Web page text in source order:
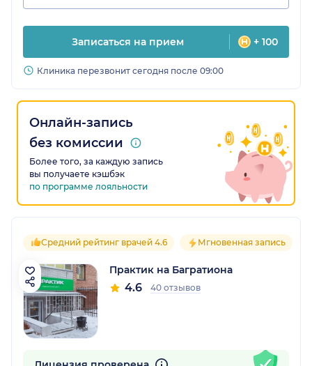
Записаться на прием + 100
Клиника перезвонит сегодня после 09:00
Онлайн-запись
без комиссии
Более того, за каждую запись
вы получаете кэшбэк
по программе лояльности
Средний рейтинг врачей 4.6 Мгновенная запись
Практик на Багратиона
4.6 40 отзывов